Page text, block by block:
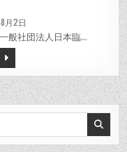
月2日
般社団法人日本臨…